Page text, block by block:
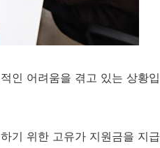
인 어려움을 겪고 있는 상황입
기 위한 고유가 지원금을 지급